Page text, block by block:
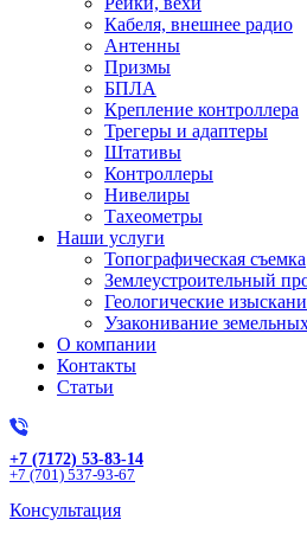
Кабеля, внешнее радио
Антенны
Призмы
БПЛА
Крепление контроллера
Трегеры и адаптеры
Штативы
Контроллеры
Нивелиры
Тахеометры
Наши услуги
Топографическая съемка
Землеустроительный
Геологические
Узаконивание
О компании
Контакты
Статьи
+7 (7172) 53-83-14
+7 (701) 537-93-67
Консультация